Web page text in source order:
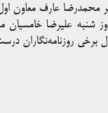
محمدرضا عارف
شنبه علیرضا
برخی روزنامه‌نگاران